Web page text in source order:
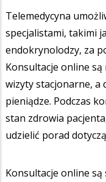
Telemedycyna
specjalistami, takimi
endokrynolodzy, za
Konsultacje online
wizyty stacjonarne, a
pieniądze. Podczas
stan zdrowia
udzielić porad
Konsultacje online